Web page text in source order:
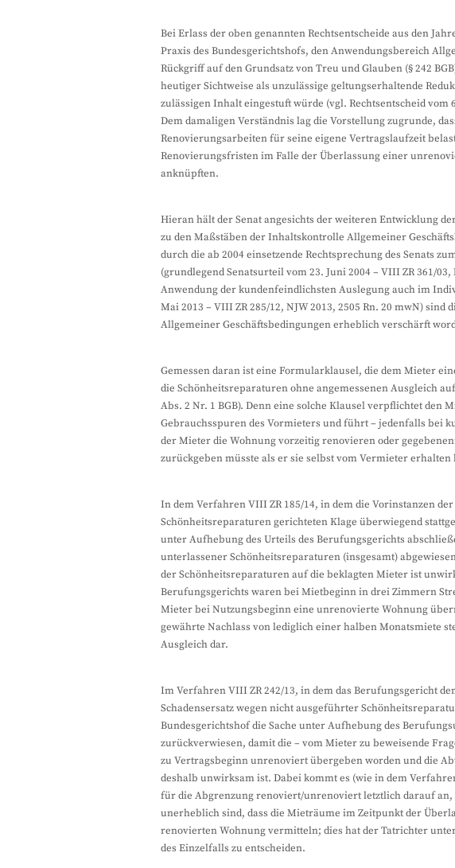
Bei Erlass der oben genannten Rechtsentscheide aus den
Praxis des Bundesgerichtshofs, den Anwendungsbereich
Rückgriff auf den Grundsatz von Treu und Glauben (§ 242
heutiger Sichtweise als unzulässige geltungserhaltende
zulässigen Inhalt eingestuft würde (vgl. Rechtsentscheid vom
Dem damaligen Verständnis lag die Vorstellung zugrunde,
Renovierungsarbeiten für seine eigene Vertragslaufzeit
Renovierungsfristen im Falle der Überlassung einer
anknüpften.
Hieran hält der Senat angesichts der weiteren Entwicklung
zu den Maßstäben der Inhaltskontrolle Allgemeiner
durch die ab 2004 einsetzende Rechtsprechung des Senats
(grundlegend Senatsurteil vom 23. Juni 2004 – VIII ZR 361/
Anwendung der kundenfeindlichsten Auslegung auch im
Mai 2013 – VIII ZR 285/12, NJW 2013, 2505 Rn. 20 mwN)
Allgemeiner Geschäftsbedingungen erheblich verschärft
Gemessen daran ist eine Formularklausel, die dem Mieter
die Schönheitsreparaturen ohne angemessenen Ausgleich
Abs. 2 Nr. 1 BGB). Denn eine solche Klausel verpflichtet den
Gebrauchsspuren des Vormieters und führt – jedenfalls bei
der Mieter die Wohnung vorzeitig renovieren oder
zurückgeben müsste als er sie selbst vom Vermieter erhalten
In dem Verfahren VIII ZR 185/14, in dem die Vorinstanzen
Schönheitsreparaturen gerichteten Klage überwiegend
unter Aufhebung des Urteils des Berufungsgerichts
unterlassener Schönheitsreparaturen (insgesamt)
der Schönheitsreparaturen auf die beklagten Mieter ist
Berufungsgerichts waren bei Mietbeginn in drei Zimmern
Mieter bei Nutzungsbeginn eine unrenovierte Wohnung
gewährte Nachlass von lediglich einer halben Monatsmiete
Ausgleich dar.
Im Verfahren VIII ZR 242/13, in dem das Berufungsgericht
Schadensersatz wegen nicht ausgeführter
Bundesgerichtshof die Sache unter Aufhebung des
zurückverwiesen, damit die – vom Mieter zu beweisende
zu Vertragsbeginn unrenoviert übergeben worden und die
deshalb unwirksam ist. Dabei kommt es (wie in dem
für die Abgrenzung renoviert/unrenoviert letztlich darauf an,
unerheblich sind, dass die Mieträume im Zeitpunkt der
renovierten Wohnung vermitteln; dies hat der Tatrichter
des Einzelfalls zu entscheiden.